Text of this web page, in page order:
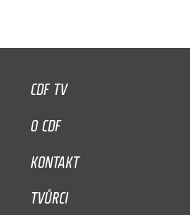
CDF TV
O CDF
KONTAKT
TVŮRCI